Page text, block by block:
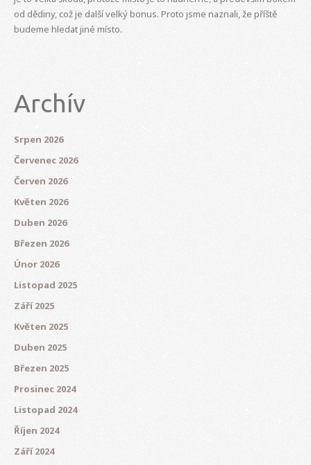
od dědiny, což je další velký bonus. Proto jsme naznali, že příště
budeme hledat jiné místo.
Archív
Srpen 2026
Červenec 2026
Červen 2026
Květen 2026
Duben 2026
Březen 2026
Únor 2026
Listopad 2025
Září 2025
Květen 2025
Duben 2025
Březen 2025
Prosinec 2024
Listopad 2024
Říjen 2024
Září 2024